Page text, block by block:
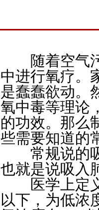
随着空气污
中进行氧疗。
是蠢蠢欲动。
氧中毒等理论
的功效。那么
些需要知道的
常规说的吸
也就是说吸入
医学上定义
以下，为低浓